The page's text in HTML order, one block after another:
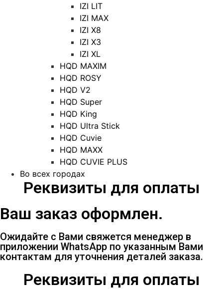
IZI LIT
IZI MAX
IZI X8
IZI X3
IZI XL
HQD MAXIM
HQD ROSY
HQD V2
HQD Super
HQD King
HQD Ultra Stick
HQD Cuvie
HQD MAXX
HQD CUVIE PLUS
Во всех городах
Реквизиты для оплаты
Ваш заказ оформлен.
Ожидайте с Вами свяжется менеджер в
приложении WhatsApp по указанным Вами
контактам для уточнения деталей заказа.
Реквизиты для оплаты